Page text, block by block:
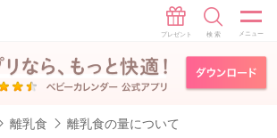
離乳食 離乳食の量について